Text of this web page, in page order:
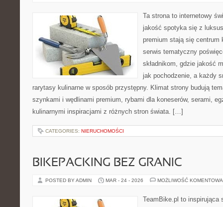
Ta strona to internetowy
jakość spotyka się z
premium stają się centrum
serwis tematyczny
składnikom, gdzie jakość
jak pochodzenie, a każdy
rarytasy kulinarne w sposób przystępny. Klimat strony budują
szynkami i wędlinami premium, rybami dla koneserów, serami,
kulinarnymi inspiracjami z różnych stron świata. […]
CATEGORIES: NIERUCHOMOŚCI
BIKEPACKING BEZ GRANIC
POSTED BY ADMIN MAR - 24 - 2026 MOŻLIWOŚĆ
TeamBike.pl to inspirująca